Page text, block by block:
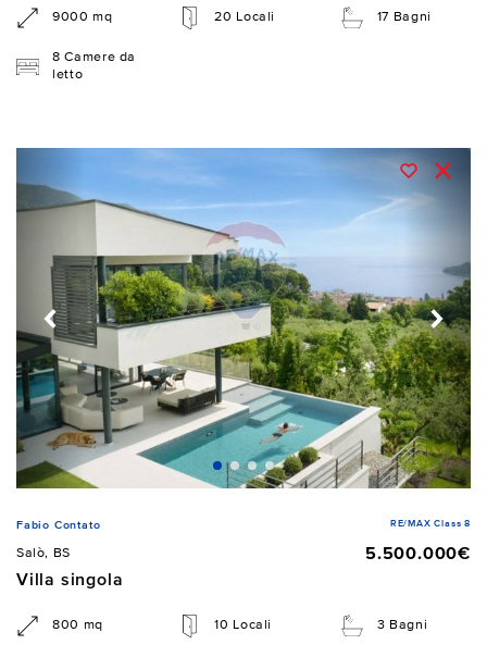
9000 mq 20 Locali 17 Bagni
8 Camere da
letto
Fabio Contato RE/MAX Class 8
Salò, BS
5.500.000€
Villa singola
800 mq 10 Locali 3 Bagni